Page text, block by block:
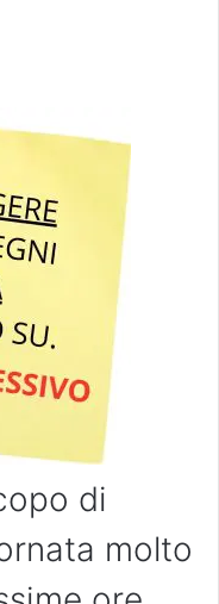
di
molto